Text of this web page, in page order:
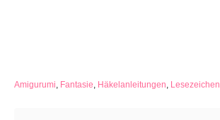
C
Amigurumi, Fantasie, Häkelanleitungen, Lesezeichen